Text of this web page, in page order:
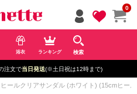
0
浴衣 ランキング 検索
注文で当日発送(※土日祝は12時まで)
ールクリアサンダル (ホワイト) (15cmヒー
ペー
ジト
ップ